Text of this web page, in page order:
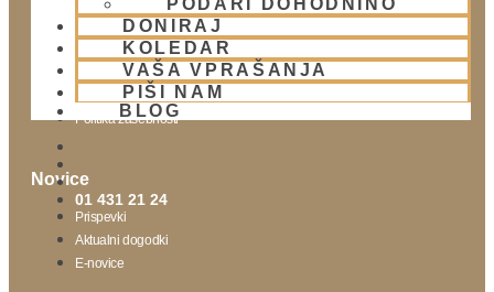
DONIRAJ
KOLEDAR
VAŠA VPRAŠANJA
PIŠI NAM
BLOG
01 431 21 24
Urnik templja
Nedeljsko srečanje
Parkiranje
Politika zasebnosti
Novice
Prispevki
Aktualni dogodki
E-novice